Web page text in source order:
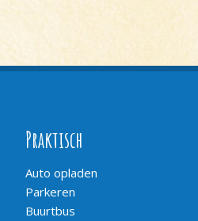
Praktisch
Auto opladen
Parkeren
Buurtbus